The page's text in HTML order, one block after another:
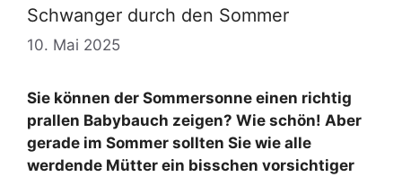
Schwanger durch den Sommer
10. Mai 2025
Sie können der Sommersonne einen richtig
prallen Babybauch zeigen? Wie schön! Aber
gerade im Sommer sollten Sie wie alle
werdende Mütter ein bisschen vorsichtiger